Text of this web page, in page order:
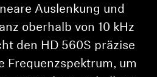
Auslenkung und
oberhalb von 10 kHz
den HD 560S präzise
Frequenzspektrum, um